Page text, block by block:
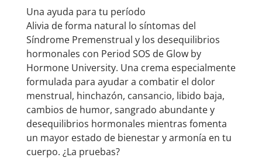
Una ayuda para tu período
Alivia de forma natural lo síntomas del
Síndrome Premenstrual y los desequilibrios
hormonales con Period SOS de Glow by
Hormone University. Una crema especialmente
formulada para ayudar a combatir el dolor
menstrual, hinchazón, cansancio, libido baja,
cambios de humor, sangrado abundante y
desequilibrios hormonales mientras fomenta
un mayor estado de bienestar y armonía en tu
cuerpo. ¿La pruebas?